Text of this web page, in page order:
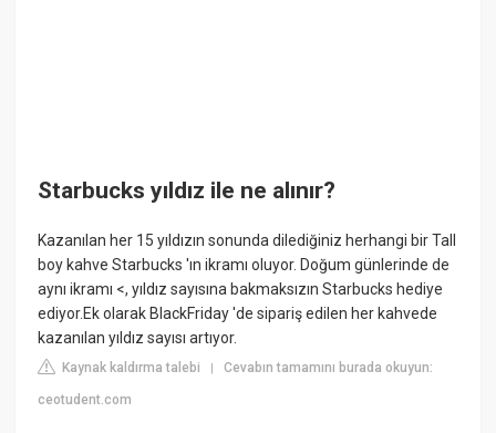
Starbucks yıldız ile ne alınır?
Kazanılan her 15 yıldızın sonunda dilediğiniz herhangi bir Tall
boy kahve Starbucks 'ın ikramı oluyor. Doğum günlerinde de
aynı ikramı <, yıldız sayısına bakmaksızın Starbucks hediye
ediyor.Ek olarak BlackFriday 'de sipariş edilen her kahvede
kazanılan yıldız sayısı artıyor.
Kaynak kaldırma talebi |Cevabın tamamını burada okuyun:
ceotudent.com